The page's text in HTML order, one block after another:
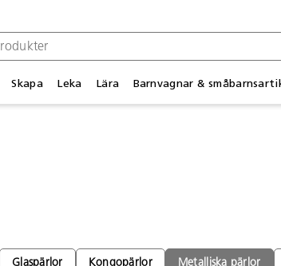
Skapa Leka Lära Barnvagnar &
Glaspärlor Kongopärlor Metalliska pärlor